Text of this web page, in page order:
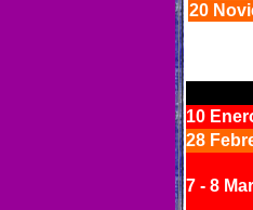
20
10
28
7 - 8